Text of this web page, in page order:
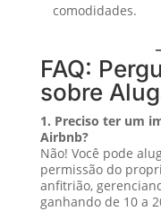
comodidades.
FAQ:
sobre
1. Preciso ter um
Airbnb?
Não! Você pode
permissão do
anfitrião,
ganhando de 10 a